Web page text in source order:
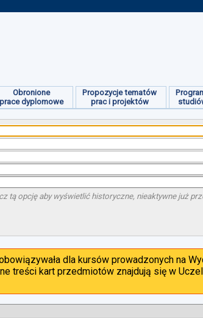
Obronione
prace dyplomowe
Propozycje tematów
prac i projektów
tą opcję aby wyświetlić historyczne, nieaktywne już
dla kursów prowadzonych na
treści kart przedmiotów znajdują się w